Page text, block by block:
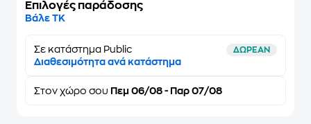
Επιλογές παράδοσης
Βάλε ΤΚ
Σε κατάστημα Public ΔΩΡΕΑΝ
Διαθεσιμότητα ανά κατάστημα
Στον χώρο σου Πεμ 06/08 - Παρ 07/08